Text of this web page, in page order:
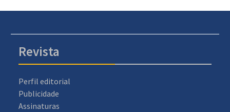
Revista
Perfil editorial
Publicidade
Assinaturas